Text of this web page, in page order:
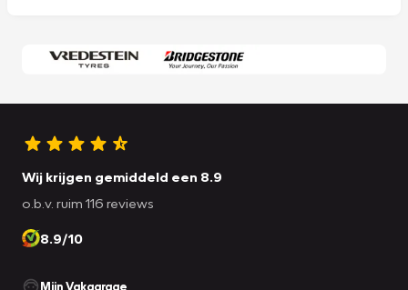
Wij krijgen gemiddeld een 8.9
o.b.v. ruim 116 reviews
8.9/10
Mijn Vakgarage